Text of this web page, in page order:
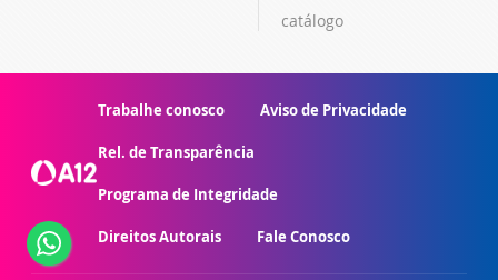
catálogo
Trabalhe conosco Aviso de Privacidade
Rel. de Transparência
Programa de Integridade
Direitos Autorais Fale Conosco